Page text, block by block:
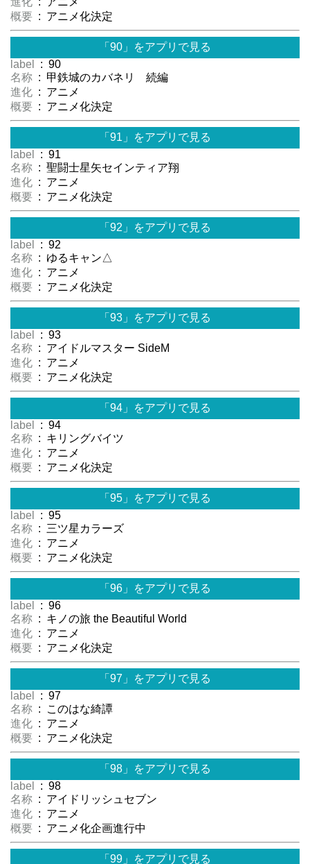
概要 : アニメ化決定
「90」をアプリで見る
label
: 90
名称 : 甲鉄城のカバネリ 続編
進化 : アニメ
概要 : アニメ化決定
「91」をアプリで見る
label
: 91
名称 : 聖闘士星矢セインティア翔
進化 : アニメ
概要 : アニメ化決定
「92」をアプリで見る
label
: 92
名称 : ゆるキャン△
進化 : アニメ
概要 : アニメ化決定
「93」をアプリで見る
label
: 93
名称 : アイドルマスター SideM
進化 : アニメ
概要 : アニメ化決定
「94」をアプリで見る
label
: 94
名称 : キリングバイツ
進化 : アニメ
概要 : アニメ化決定
「95」をアプリで見る
label
: 95
名称 : 三ツ星カラーズ
進化 : アニメ
概要 : アニメ化決定
「96」をアプリで見る
label
: 96
名称 : キノの旅 the Beautiful World
進化 : アニメ
概要 : アニメ化決定
「97」をアプリで見る
label
: 97
名称 : このはな綺譚
進化 : アニメ
概要 : アニメ化決定
「98」をアプリで見る
label
: 98
名称 : アイドリッシュセブン
進化 : アニメ
概要 : アニメ化企画進行中
「99」をアプリで見る